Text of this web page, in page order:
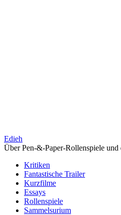
Edieh
Über Pen-&-Paper-Rollenspiele und
Kritiken
Fantastische Trailer
Kurzfilme
Essays
Rollenspiele
Sammelsurium